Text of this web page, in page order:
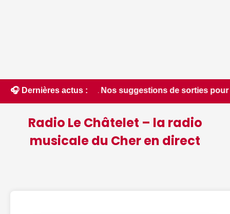
🎧 Dernières actus :
Nos suggestions de sorties pour ce vendredi 7
Radio Le Châtelet – la radio
musicale du Cher en direct